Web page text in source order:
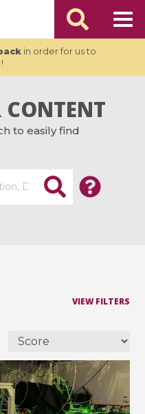
in order for us to
CONTENT
to easily find
VIEW FILTERS